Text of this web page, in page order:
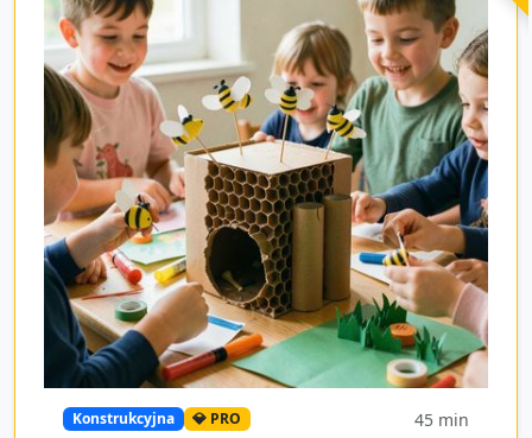
Konstrukcyjna 💎 PRO 45 min